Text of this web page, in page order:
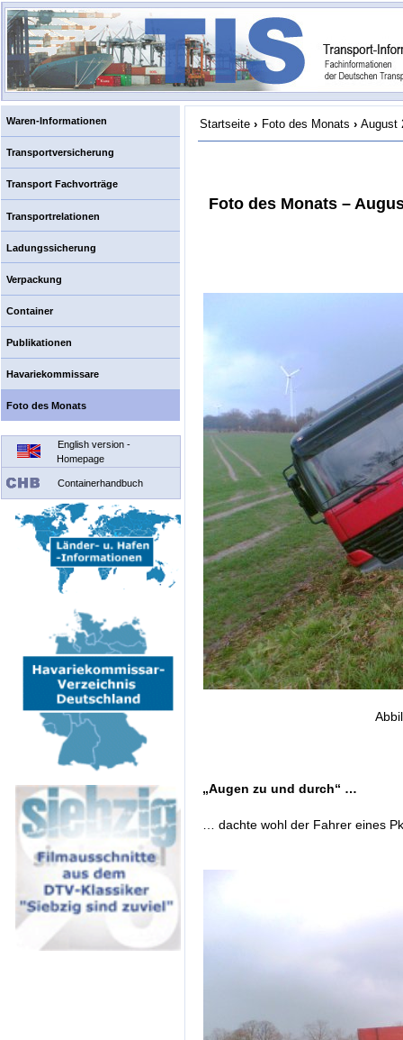
Waren-Informationen
Transportversicherung
Transport Fachvorträge
Transportrelationen
Ladungssicherung
Verpackung
Container
Publikationen
Havariekommissare
Foto des Monats
English version -
Homepage
Containerhandbuch
Startseite › Foto des Monats › August
Foto des Monats –
„Augen zu und durch“ …
… dachte wohl der Fahrer eines